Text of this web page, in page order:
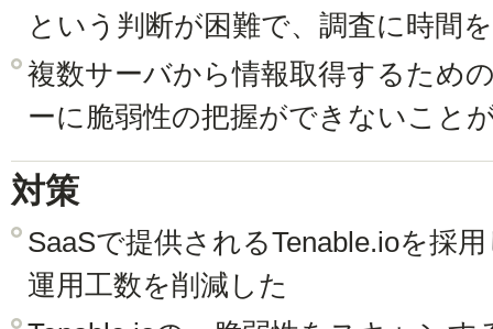
という判断が困難で、調査に時間
複数サーバから情報取得するため
ーに脆弱性の把握ができないこと
対策
SaaSで提供されるTenable.ioを採
運用工数を削減した